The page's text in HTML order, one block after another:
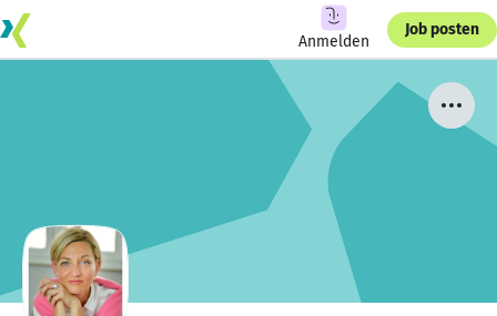
Anmelden
Job posten